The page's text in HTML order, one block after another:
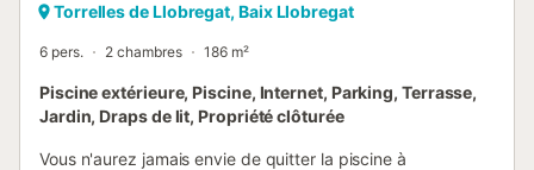
Torrelles de Llobregat, Baix Llobregat
6 pers. 2 chambres 186 m²
Piscine extérieure, Piscine, Internet, Parking, Terrasse,
Jardin, Draps de lit, Propriété clôturée
Vous n'aurez jamais envie de quitter la piscine à